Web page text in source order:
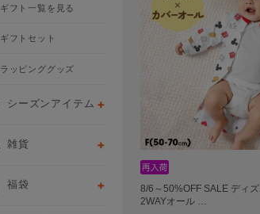
8/6～50%OFF SALE ディ
2WAYオール …
ギフト一覧を見る
ギフトセット
ラッピンググッズ
シーズンアイテム
雑貨
福袋